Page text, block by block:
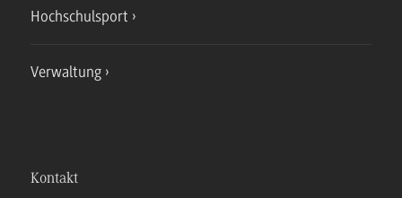
Hochschulsport
Verwaltung
Kontakt